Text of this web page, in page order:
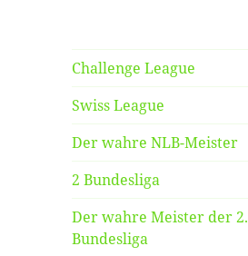
Challenge League
Swiss League
Der wahre NLB-Meister
2 Bundesliga
Der wahre Meister der 2.
Bundesliga